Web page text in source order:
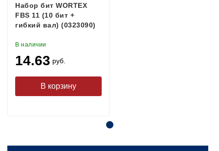
Набор бит WORTEX
FBS 11 (10 бит +
гибкий вал) (0323090)
В наличии
14.63 руб.